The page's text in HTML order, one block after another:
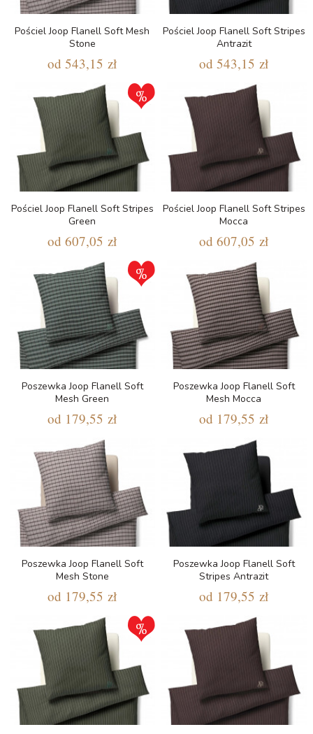
Pościel Joop Flanell Soft Mesh
Stone
od 543,15 zł
Pościel Joop Flanell Soft Stripes
Antrazit
od 543,15 zł
Pościel Joop Flanell Soft Stripes
Green
od 607,05 zł
Pościel Joop Flanell Soft Stripes
Mocca
od 607,05 zł
Poszewka Joop Flanell Soft
Mesh Green
od 179,55 zł
Poszewka Joop Flanell Soft
Mesh Mocca
od 179,55 zł
Poszewka Joop Flanell Soft
Mesh Stone
od 179,55 zł
Poszewka Joop Flanell Soft
Stripes Antrazit
od 179,55 zł